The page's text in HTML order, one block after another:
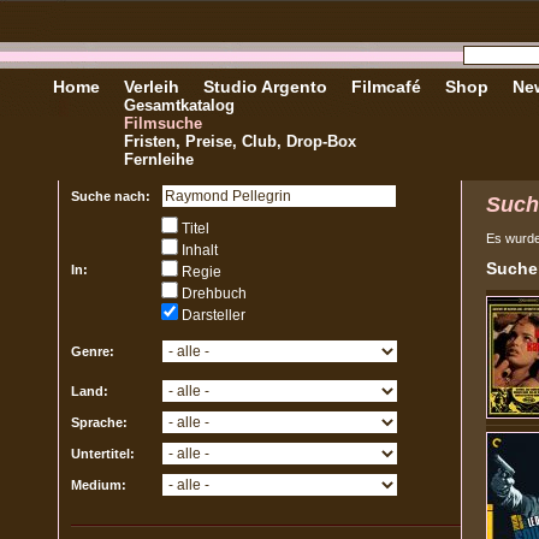
Home Verleih
Gesamtkatalog
Filmsuche
Fristen, Preise, Club, Drop-Box
Fernleihe
Studio Argento Filmcafé Shop
Suche nach:
In:
Titel
Inhalt
Regie
Drehbuch
Darsteller
Genre:
Land:
Sprache:
Untertitel:
Medium:
Es